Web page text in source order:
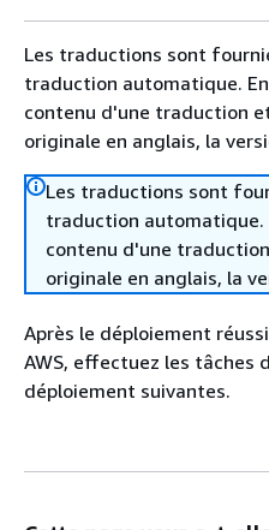
Les traductions sont
traduction automatique.
contenu d'une traduction
originale en anglais, la
Les traductions sont
traduction automatique.
contenu d'une
originale en anglais, la
Après le déploiement
AWS, effectuez les tâches
déploiement suivantes.